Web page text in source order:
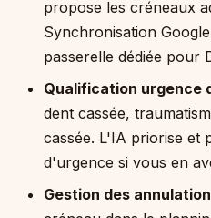
propose les créneaux
Synchronisation
passerelle dédiée pour
Qualification urgence
dent cassée,
cassée. L'IA priorise et
d'urgence si vous en
Gestion des